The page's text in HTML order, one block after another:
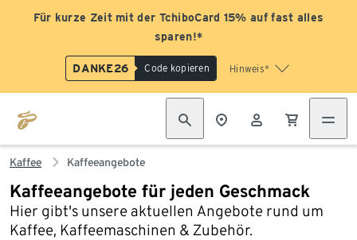
Für kurze Zeit mit der TchiboCard 15% auf fast alles
sparen!*
DANKE26 Code kopieren Hinweis*
Kaffee Kaffeeangebote
Kaffeeangebote für jeden Geschmack
Hier gibt's unsere aktuellen Angebote rund um
Kaffee, Kaffeemaschinen & Zubehör.